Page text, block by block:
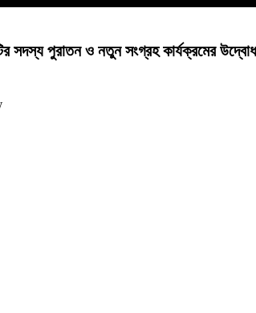
সদস্য পুরাতন ও নতুন সংগ্রহ কার্যক্রমের